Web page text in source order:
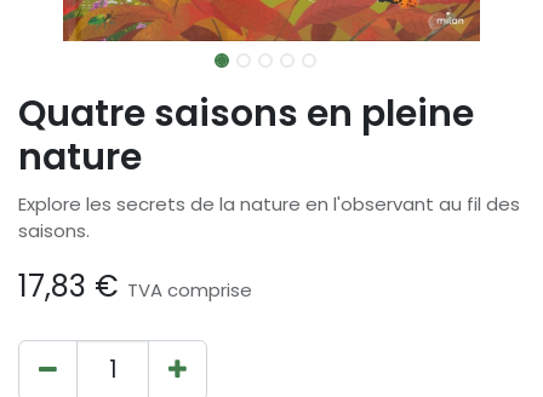
Quatre saisons en pleine
nature
Explore les secrets de la nature en l'observant au fil des
saisons.
17,83 € TVA comprise